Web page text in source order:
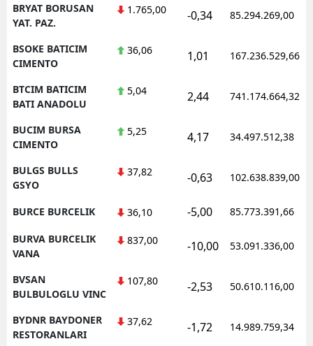
BRYAT BORUSAN
YAT. PAZ.
1.765,00 -0,34 85.294.269,00
BSOKE BATICIM
CIMENTO
36,06 1,01 167.236.529,66
BTCIM BATICIM
BATI ANADOLU
5,04 2,44 741.174.664,32
BUCIM BURSA
CIMENTO
5,25 4,17 34.497.512,38
BULGS BULLS
GSYO
37,82 -0,63 102.638.839,00
BURCE BURCELIK 36,10 -5,00 85.773.391,66
BURVA BURCELIK
VANA
837,00 -10,00 53.091.336,00
BVSAN
BULBULOGLU VINC
107,80 -2,53 50.610.116,00
BYDNR BAYDONER
RESTORANLARI
37,62 -1,72 14.989.759,34